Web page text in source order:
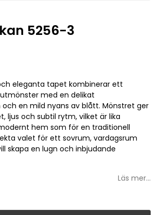
5256-3
eleganta tapet kombinerar ett
med en delikat
en mild nyans av blått. Mönstret ger
ljus och subtil rytm, vilket är lika
hem som för en traditionell
valet för ett sovrum, vardagsrum
skapa en lugn och inbjudande
Läs mer...